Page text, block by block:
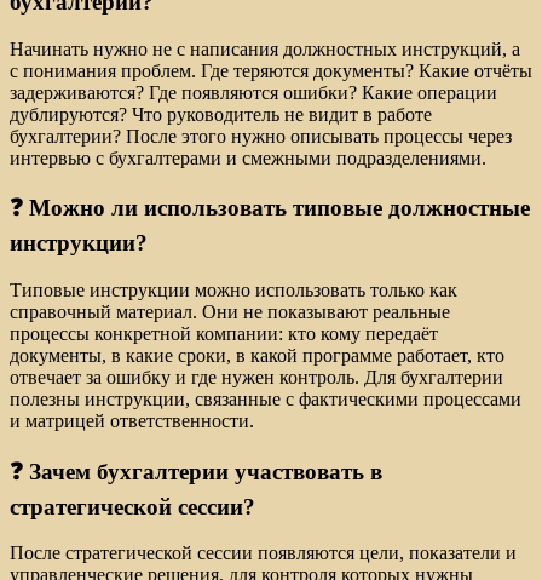
Начинать нужно не с написания должностных инструкций, а
с понимания проблем. Где теряются документы? Какие отчёты
задерживаются? Где появляются ошибки? Какие операции
дублируются? Что руководитель не видит в работе
бухгалтерии? После этого нужно описывать процессы через
интервью с бухгалтерами и смежными подразделениями.
❓ Можно ли использовать типовые должностные
инструкции?
Типовые инструкции можно использовать только как
справочный материал. Они не показывают реальные
процессы конкретной компании: кто кому передаёт
документы, в какие сроки, в какой программе работает, кто
отвечает за ошибку и где нужен контроль. Для бухгалтерии
полезны инструкции, связанные с фактическими процессами
и матрицей ответственности.
❓ Зачем бухгалтерии участвовать в
стратегической сессии?
После стратегической сессии появляются цели, показатели и
управленческие решения, для контроля которых нужны